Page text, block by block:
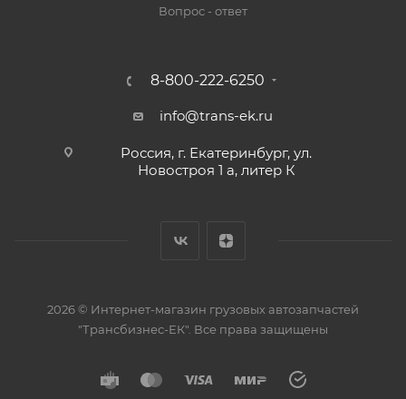
Вопрос - ответ
8-800-222-6250
info@trans-ek.ru
Россия, г. Екатеринбург, ул.
Новостроя 1 а, литер К
2026 © Интернет-магазин грузовых автозапчастей
"Трансбизнес-ЕК". Все права защищены